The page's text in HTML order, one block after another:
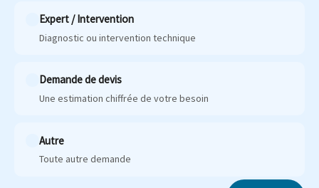
Expert / Intervention
Diagnostic ou intervention technique
Demande de devis
Une estimation chiffrée de votre besoin
Autre
Toute autre demande